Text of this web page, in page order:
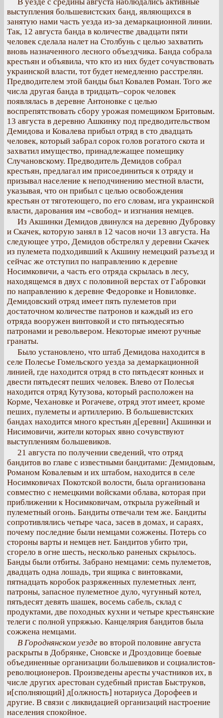
выступления большевистских банд, являющихся в
занятую нами часть уезда из-за демаркационной линии.
Так, 12 августа банда в количестве двадцати пяти
человек сделала налет на Столбунь с целью захватить
вновь назначенного лесного объездчика. Банда собрала
крестьян и объявила, что кто из них будет сочувствовать
украинской власти, тот будет немедленно расстрелян.
Предводителем этой банды был Ковалев Роман. Того же
числа другая банда в тридцать–сорок человек
появлялась в деревне Антоновке с целью
воспрепятствовать сбору урожая помещиком Бритовым.
13 августа в деревню Ашкинку под предводительством
Демидова и Ковалева прибыл отряд в сто двадцать
человек, который забрал сорок голов рогатого скота и
захватил имущество, принадлежащее помещику
Случановскому. Предводитель Демидов собрал
крестьян, предлагал им присоединиться к отряду и
призывал население к неподчинению местной власти,
указывая, что он прибыл с целью освобождения
крестьян от тяготеющего, по его словам, ига украинской
власти, дарования им «свобод» и изгнания немцев.
Из Акшинки Демидов двинулся на деревню Дубровку
и Скачек, которую занял в 12 часов ночи 13 августа. На
следующее утро, Демидов обстрелял у деревни Скачек
из пулемета подходивший к Акшину немецкий разъезд и
сейчас же отступил по направлению к деревне
Носимковичи, а часть его отряда скрылась в лесу,
находящемся в двух с половиной верстах от Габровки
по направлению к деревне Федоровке и Новиловке.
Демидовский отряд имеет пять пулеметов при
достаточном количестве патронов и каждый из его
отряда вооружен винтовкой и сто пятьюдесятью
патронами и револьвером. Некоторые имеют ручные
гранаты.
Было установлено, что штаб Демидова находится в
селе Полесье Гомельского уезда за демаркационной
линией, где находится отряд в сто пятьдесят конных и
двести пятьдесят пеших человек. Влево от Полесья
находится отряд Кутузова, который расположен на
Корме, Чехановке и Рогачеве, отряд этот имеет, кроме
пеших, пулеметы и артиллерию. В большевистских
бандах находится много крестьян д[еревни] Акшинки и
Нисимовичи, жители которых явно сочувствуют
выступлениям большевиков.
21 августа по получении сведений, что отряд
бандитов во главе с известными бандитами: Демидовым,
Романом Ковалевым и их штабом, находится в селе
Носимковичах Покотской волости, была организована
совместно с немецкими войсками облава, которая при
приближении к Носимковичам, открыла ружейный и
пулеметный огонь. Бандиты отвечали тем же. Бандиты
сопротивлялись четыре часа, засев в домах, и сараях,
почему последние были немцами сожжены. Потерь со
стороны варты и немцев нет. Бандитов убито три,
сгорело в огне шесть, несколько раненых скрылось.
Банды были отбиты. Забрано немцами: семь пулеметов,
двадцать одна лошадь, три ящика с винтовками,
пятнадцать коробок разряженных пулеметных лент,
патроны, запасное пулеметное дуло, чугунный котел,
пятьдесят девять шашек, восемь сабель, склад с
продуктами, две походных кухни и четыре крестьянские
телеги с полной упряжью. Канцелярия бандитов была
сожжена немцами.
В Городнянском уезде во второй половине августа
раскрыты в Добрянке, Сновске и Дроздовице боевые
объединенные организации большевиков и социалистов-
революционеров. Произведены аресты участников их, в
числе других арестован судебный пристав Быструков,
и[сполняющий] д[олжность] нотариуса Дорофеев и
другие. В связи с ликвидацией организаций настроение
населения спокойное.